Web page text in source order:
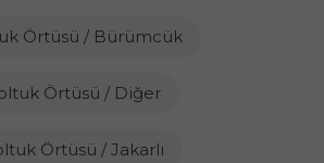
Örtüsü / Bürümcük
Örtüsü / Diğer
Örtüsü / Jakarlı